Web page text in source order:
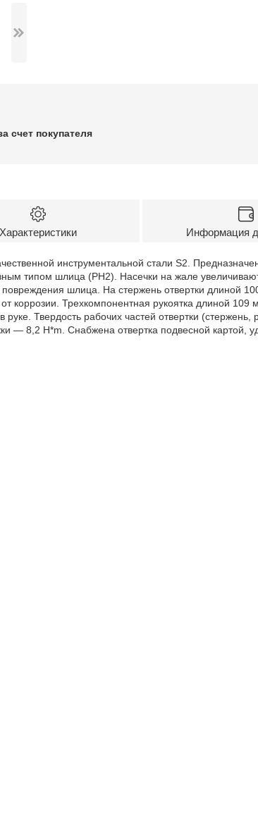
счет покупателя
Характеристики Информация
инструментальной стали S2.
типом шлица (PH2). Насечки на жале
шлица. На стержень отвертки длиной
коррозии. Трехкомпонентная рукоятка длиной
Твердость рабочих частей отвертки (стержень,
— 8,2 H*m. Снабжена отвертка подвесной картой,